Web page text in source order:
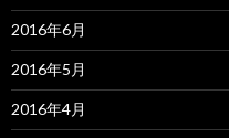
2016年6月
2016年5月
2016年4月